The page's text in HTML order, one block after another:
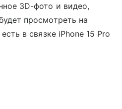
3D-фото и видео,
просмотреть на
в связке iPhone 15 Pro